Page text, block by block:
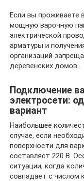
Если вы проживаете
мощную варочную
электрической
арматуры и
организаций
деревенских домов.
Подключение
электросети:
вариант
Наибольшее
случае, если
поверхности для
составляет 220 В.
ситуации, когда
совпадает с числом